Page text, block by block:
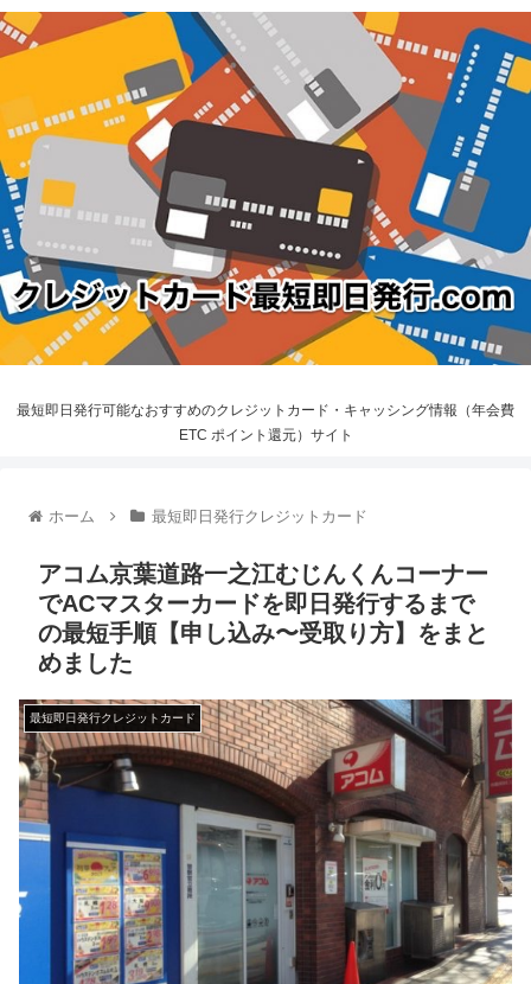
最短即日発行可能なおすすめのクレジットカード・キャッシング情報（年会費
ETC ポイント還元）サイト
ホーム 最短即日発行クレジットカード
アコム京葉道路一之江むじんくんコーナー
でACマスターカードを即日発行するまで
の最短手順【申し込み〜受取り方】をまと
めました
最短即日発行クレジットカード